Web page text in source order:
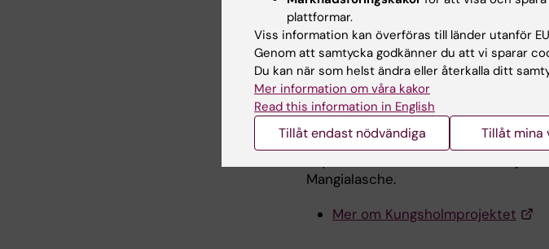
av E-vitaminformen ±-tocopherol
vilket i sin tur tyder på att en god
vitaminkomponenter kan ha stor
– Gamla människor som grupp är
med E-vitamin, som då oftast bara
doser. Våra forskningsrön måste
möjligheten att ett balanserat intag
Mangialasche.
Mer om Kungsholmprojektet
plattformar.
Viss information kan överföras till länder utanför
Genom att samtycka godkänner du att vi sparar
Du kan när som helst ändra eller återkalla ditt
Mer information om våra kakor
Read this information in English
Tillåt endast nödvändiga Tillåt mina